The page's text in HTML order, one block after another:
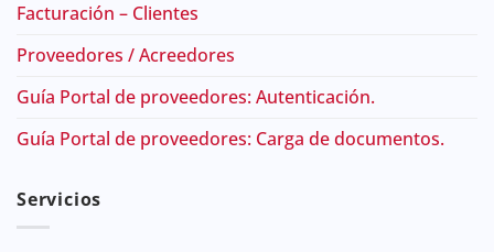
Facturación – Clientes
Proveedores / Acreedores
Guía Portal de proveedores: Autenticación.
Guía Portal de proveedores: Carga de documentos.
Servicios